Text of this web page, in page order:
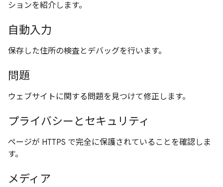
ションを紹介します。
自動入力
保存した住所の検査とデバッグを行います。
問題
ウェブサイトに関する問題を見つけて修正します。
プライバシーとセキュリティ
ページが HTTPS で完全に保護されていることを確認しま
す。
メディア